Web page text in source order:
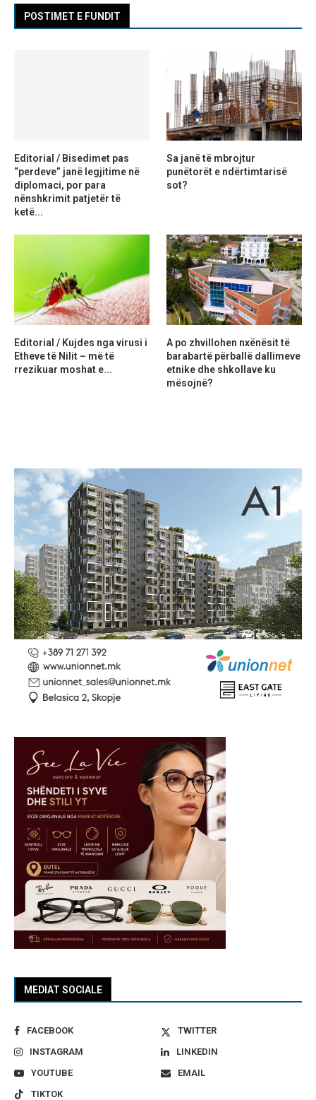
MEDIAT SOCIALE
FACEBOOK
TWITTER
INSTAGRAM
LINKEDIN
YOUTUBE
EMAIL
TIKTOK
POSTIMET E FUNDIT
Editorial / Bisedimet pas
“perdeve” janë legjitime në
diplomaci, por para
nënshkrimit patjetër të
ketë...
Sa janë të mbrojtur
punëtorët e ndërtimtarisë
sot?
Editorial / Kujdes nga virusi i
Etheve të Nilit – më të
rrezikuar moshat e...
A po zhvillohen nxënësit të
barabartë përballë dallimeve
etnike dhe shkollave ku
mësojnë?